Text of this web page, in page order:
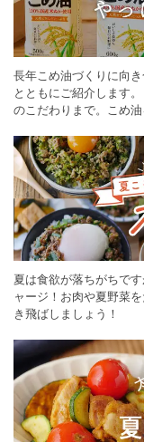
長年こめ油づくりに向
とともにご紹介します
のこだわりまで。こめ
夏は食欲が落ちがちで
ャージ！お肉や夏野菜
き飛ばしましょう！